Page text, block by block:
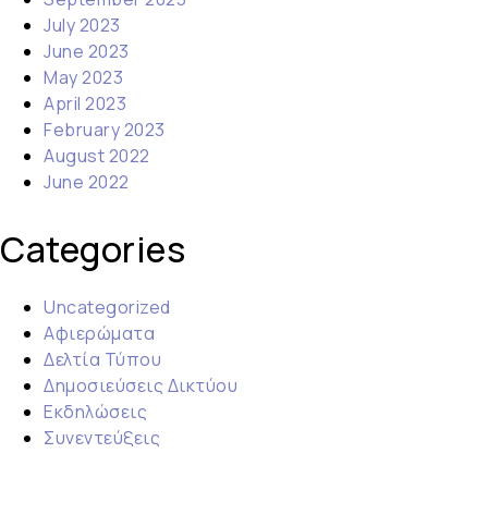
July 2023
June 2023
May 2023
April 2023
February 2023
August 2022
June 2022
Categories
Uncategorized
Αφιερώματα
Δελτία Τύπου
Δημοσιεύσεις Δικτύου
Εκδηλώσεις
Συνεντεύξεις